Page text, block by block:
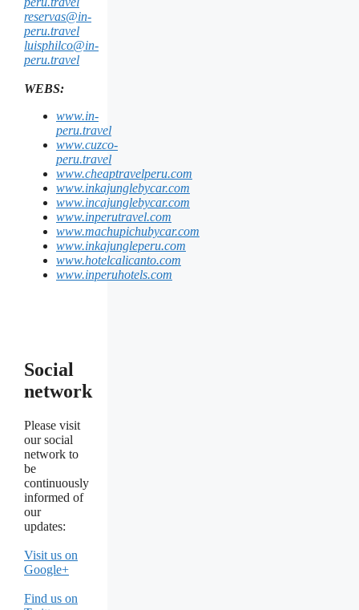
reservas@in-
peru.travel
luisphilco@in-
peru.travel
WEBS:
www.in-
peru.travel
www.cuzco-
peru.travel
www.cheaptravelperu.com
www.inkajunglebycar.com
www.incajunglebycar.com
www.inperutravel.com
www.machupichubycar.com
www.inkajungleperu.com
www.hotelcalicanto.com
www.inperuhotels.com
Social
network
Please visit
our social
network to
be
continuously
informed of
our
updates:
Visit us on
Google+
Find us on